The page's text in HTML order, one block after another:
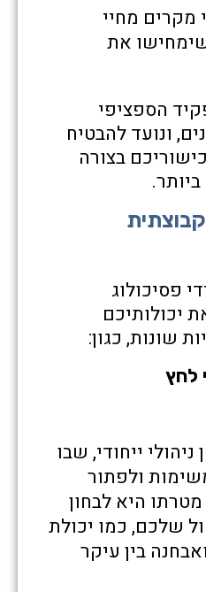
מקרים מחיי
את
הספציפי
ונועד להבטיח
בצורה
קבוצתית
פסיכולוג
יכולותיכם
שונות, כגון:
לחץ
ניהולי ייחודי, שבו
ולפתור
היא לבחון
שלכם, כמו יכולת
בין עיקר